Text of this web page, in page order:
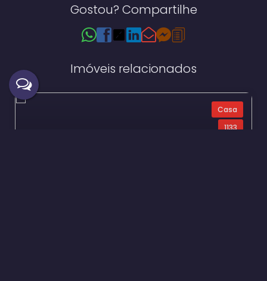
Gostou? Compartilhe
Imóveis relacionados
Casa
1133